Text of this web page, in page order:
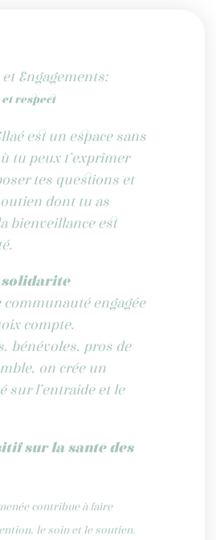
Engagements:
respect
est un espace sans
tu peux t’exprimer
tes questions et
dont tu as
bienveillance est
solidarité
engagée
compte.
bénévoles, pros de
on crée un
sur l’entraide et le
sur la santé des
contribue à faire
le soin et le soutien.